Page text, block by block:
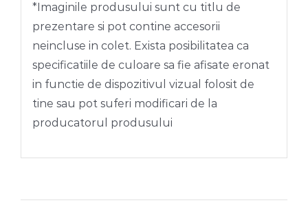
*Imaginile produsului sunt cu titlu de
prezentare si pot contine accesorii
neincluse in colet. Exista posibilitatea ca
specificatiile de culoare sa fie afisate eronat
in functie de dispozitivul vizual folosit de
tine sau pot suferi modificari de la
producatorul produsului